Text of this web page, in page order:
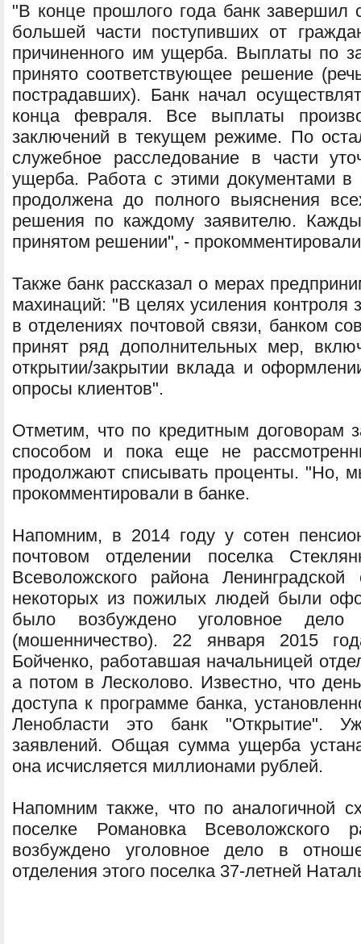
"В конце прошлого года банк завершил
большей части поступивших от
причиненного им ущерба. Выплаты по
принято соответствующее решение
пострадавших). Банк начал
конца февраля. Все выплаты
заключений в текущем режиме. По
служебное расследование в части
ущерба. Работа с этими документами в
продолжена до полного выяснения
решения по каждому заявителю.
принятом решении", -
Также банк рассказал о мерах
махинаций: "В целях усиления контроля
в отделениях почтовой связи, банком
принят ряд дополнительных мер,
открытии/закрытии вклада и
опросы клиентов".
Отметим, что по кредитным договорам
способом и пока еще не
продолжают списывать проценты. "Но,
прокомментировали в банке.
Напомним, в 2014 году у сотен
почтовом отделении поселка
Всеволожского района
некоторых из пожилых людей были
было возбуждено уголовное
(мошенничество). 22 января 2015
Бойченко, работавшая начальницей
а потом в Лесколово. Известно, что
доступа к программе банка,
Ленобласти это банк "Открытие".
заявлений. Общая сумма ущерба
она исчисляется миллионами рублей.
Напомним также, что по аналогичной
поселке Романовка
возбуждено уголовное дело в
отделения этого поселка 37-летней